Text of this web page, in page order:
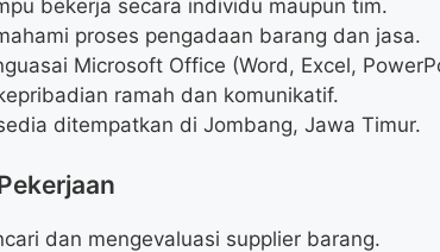
bekerja secara individu maupun tim.
proses pengadaan barang dan jasa.
Microsoft Office (Word, Excel,
ramah dan komunikatif.
ditempatkan di Jombang, Jawa Timur.
dan mengevaluasi supplier barang.